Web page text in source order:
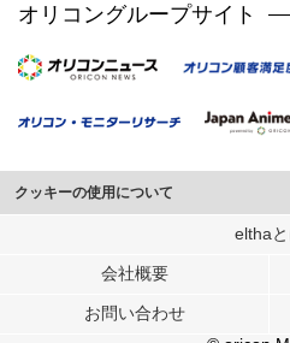
オリコングループサイト
クッキーの使用について
このサイトでは Cookie を使用して、ユ
行っています。
メディアや広告配信、データ解析の各パ
eltha
会社概要
お問い合わせ